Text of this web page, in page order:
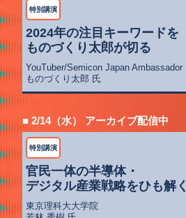
特別講演
2024年の注目キーワードを
ものづくり太郎が切る
YouTuber/Semicon Japan Ambassador
ものづくり太郎 氏
■ 2/14（水） アーカイブ配信中
特別講演
官民一体の半導体・
デジタル産業戦略をひも解く
東京理科大大学院